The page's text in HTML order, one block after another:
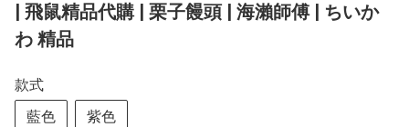
| 飛鼠精品代購 | 栗子饅頭 | 海瀨師傅 | ちいか
わ 精品
款式
藍色
紫色